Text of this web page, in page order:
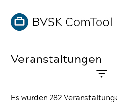
Veranstaltungen
Es wurden 282